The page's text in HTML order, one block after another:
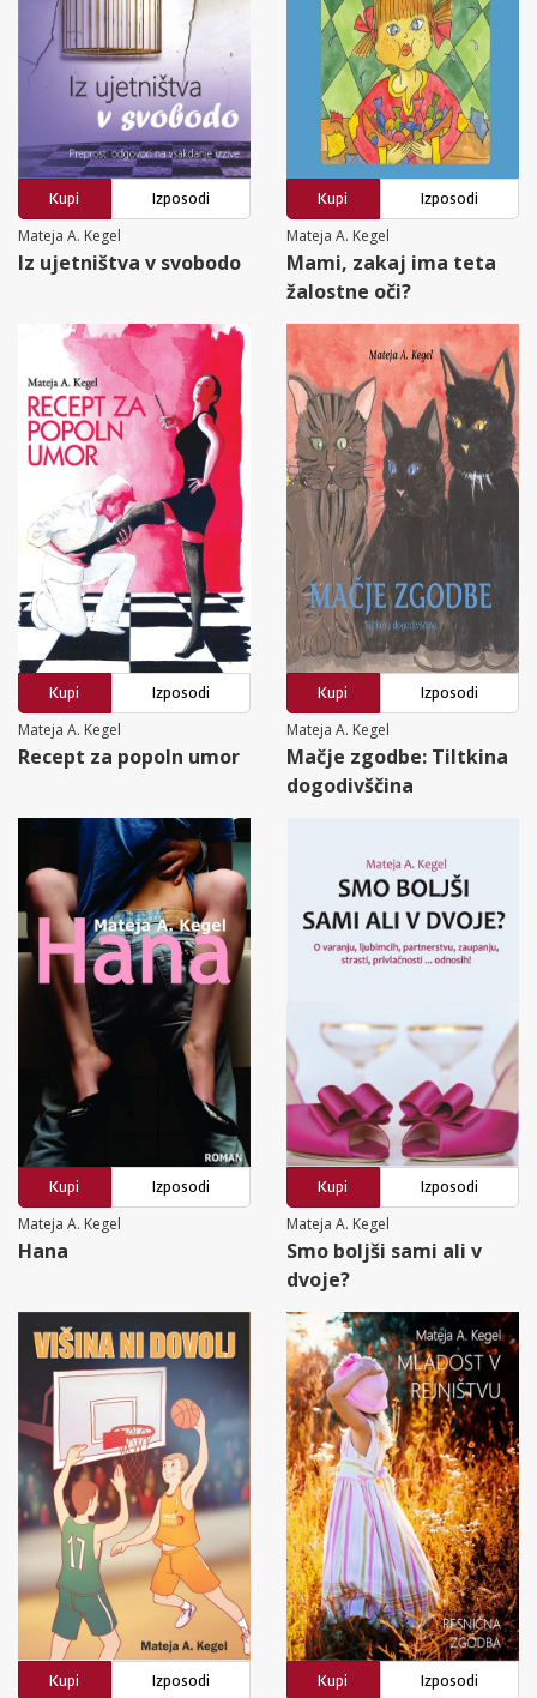
Kupi
Izposodi
Mateja A. Kegel
Iz ujetništva v svobodo
Kupi
Izposodi
Mateja A. Kegel
Mami, zakaj ima teta
žalostne oči?
Kupi
Izposodi
Mateja A. Kegel
Recept za popoln umor
Kupi
Izposodi
Mateja A. Kegel
Mačje zgodbe: Tiltkina
dogodivščina
Kupi
Izposodi
Mateja A. Kegel
Hana
Kupi
Izposodi
Mateja A. Kegel
Smo boljši sami ali v
dvoje?
Kupi
Izposodi
Kupi
Izposodi